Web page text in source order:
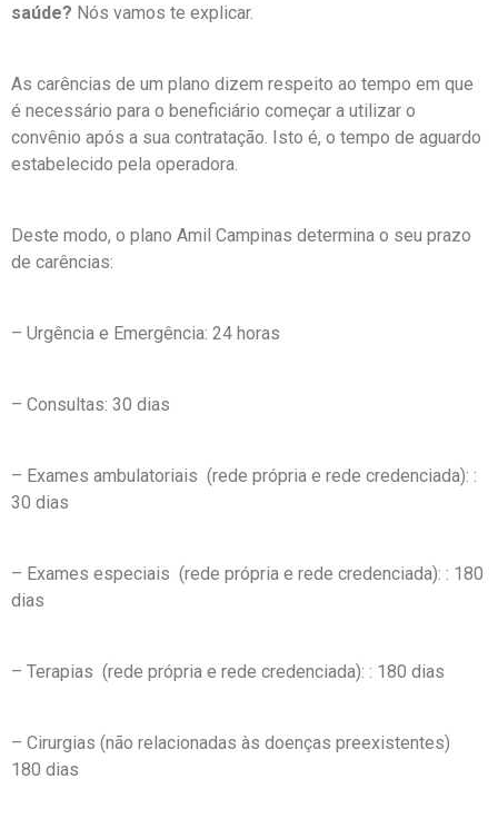
saúde? Nós vamos te explicar.
As carências de um plano dizem respeito ao tempo em que
é necessário para o beneficiário começar a utilizar o
convênio após a sua contratação. Isto é, o tempo de aguardo
estabelecido pela operadora.
Deste modo, o plano Amil Campinas determina o seu prazo
de carências:
– Urgência e Emergência: 24 horas
– Consultas: 30 dias
– Exames ambulatoriais (rede própria e rede credenciada): :
30 dias
– Exames especiais (rede própria e rede credenciada): : 180
dias
– Terapias (rede própria e rede credenciada): : 180 dias
– Cirurgias (não relacionadas às doenças preexistentes)
180 dias